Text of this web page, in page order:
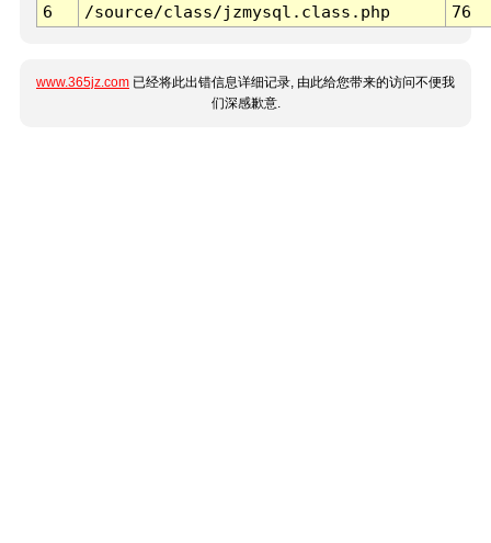
6
/source/class/jzmysql.class.php 76
www.365jz.com 已经将此出错信息详细记录, 由此给您带来的访问不便我
们深感歉意.